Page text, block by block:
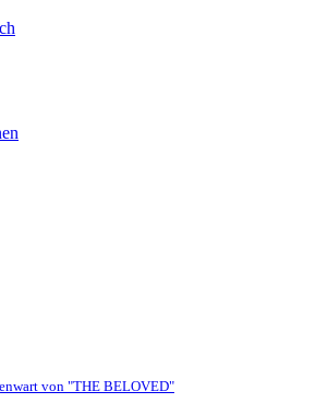
von "THE BELOVED"